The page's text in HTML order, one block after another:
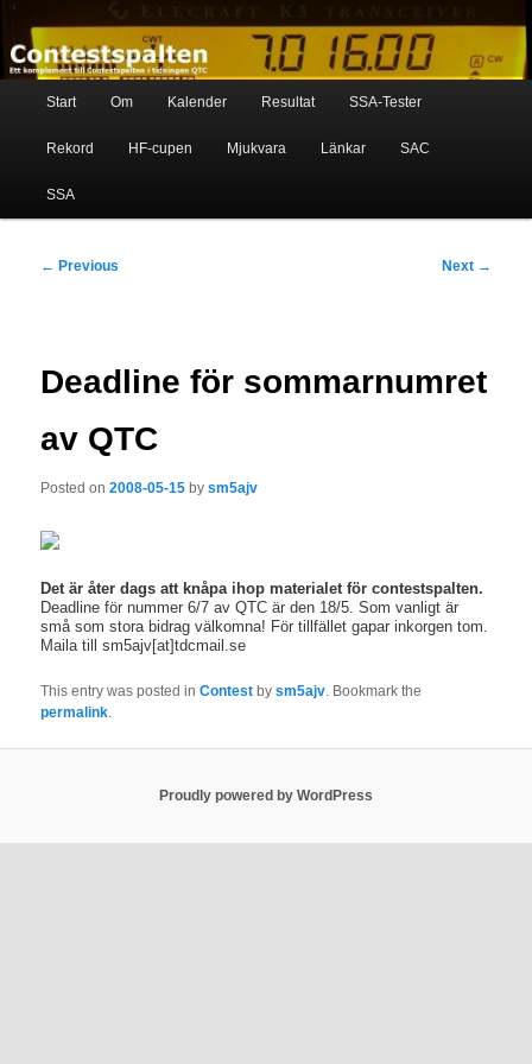
Skip
primary
content
Contestspalten
Start Om Kalender Resultat SSA-Tester
Rekord HF-cupen Mjukvara Länkar SAC
SSA
Post
← Previous Next →
Deadline för sommarnumret
av QTC
Posted on2008-05-15 bysm5ajv
Det är åter dags att knåpa ihop materialet för contestspalten.
Deadline för nummer 6/7 av QTC är den 18/5. Som vanligt är
små som stora bidrag välkomna! För tillfället gapar inkorgen tom.
Maila till sm5ajv[at]tdcmail.se
This entry was posted inContest bysm5ajv . Bookmark the
permalink
Proudly powered by WordPress